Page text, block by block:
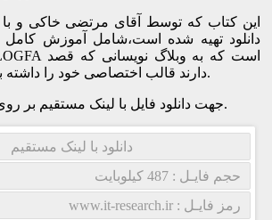
این کتاب که توسط آقای مرتضی خاکی و
دانلود تهیه شده است،شامل آموزش
دارند قالب اختصاصی خود را داشته باشند پیشنهاد میشود.
جهت دانلود فایل با لینک مستقیم بر روی لینک زیر کلیک کنید.
دانلود با لینک مستقیم
حجم فایـل : 487 کیلوبایت
رمز فایـل : www.it-research.ir